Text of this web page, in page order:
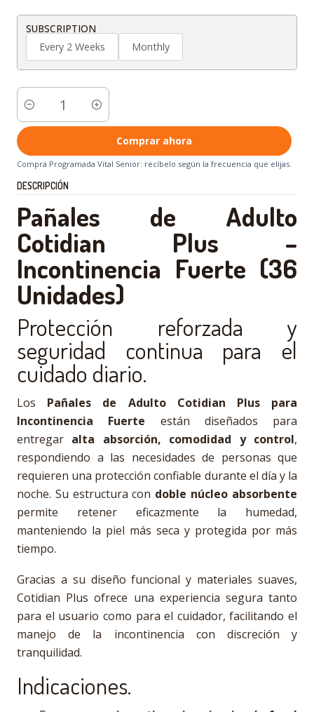
SUBSCRIPTION
Every 2 Weeks
Monthly
Cantidad
Comprar ahora
Compra Programada Vital Senior: recíbelo según la frecuencia que elijas.
DESCRIPCIÓN
Pañales de Adulto
Cotidian Plus –
Incontinencia Fuerte (36
Unidades)
Protección reforzada y
seguridad continua para el
cuidado diario.
Los Pañales de Adulto Cotidian Plus para
Incontinencia Fuerte están diseñados para
entregar alta absorción, comodidad y control,
respondiendo a las necesidades de personas que
requieren una protección confiable durante el día y la
noche. Su estructura con doble núcleo absorbente
permite retener eficazmente la humedad,
manteniendo la piel más seca y protegida por más
tiempo.
Gracias a su diseño funcional y materiales suaves,
Cotidian Plus ofrece una experiencia segura tanto
para el usuario como para el cuidador, facilitando el
manejo de la incontinencia con discreción y
tranquilidad.
Indicaciones.